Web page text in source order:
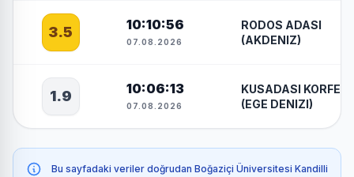
3.5 10:10:56
07.08.2026
RODOS ADASI
(AKDENIZ)
1.9 10:06:13
07.08.2026
KUSADASI KORFEZI
(EGE DENIZI)
Bu sayfadaki veriler doğrudan Boğaziçi Üniversitesi Kandilli